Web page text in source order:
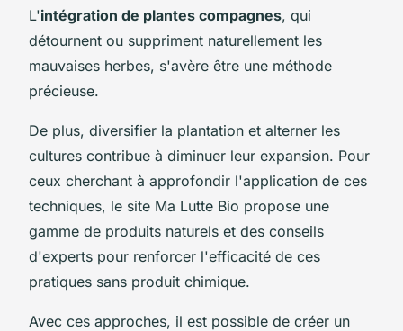
L'intégration de plantes compagnes, qui
détournent ou suppriment naturellement les
mauvaises herbes, s'avère être une méthode
précieuse.
De plus, diversifier la plantation et alterner les
cultures contribue à diminuer leur expansion. Pour
ceux cherchant à approfondir l'application de ces
techniques, le site Ma Lutte Bio propose une
gamme de produits naturels et des conseils
d'experts pour renforcer l'efficacité de ces
pratiques sans produit chimique.
Avec ces approches, il est possible de créer un